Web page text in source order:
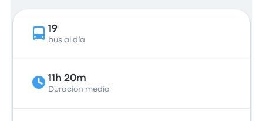
19
bus al día
11h 20m
Duración media